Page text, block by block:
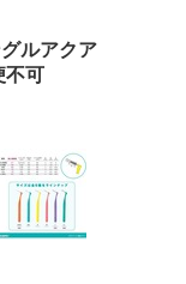
ルアクア
不可